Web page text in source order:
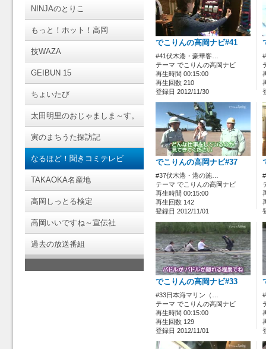
NINJAのとりこ
もっと！ホット！高岡
技WAZA
GEIBUN 15
ちょいたび
太田明里のおじゃましま～す。
寅のまちうた探訪記
なるほど！聞きコミテレビ
TAKAOKA名産地
高岡しっとる検定
高岡いいですね～宣伝社
過去の放送番組
でこりんの高岡ナビ#41
#41伏木港・豪華客…
テーマ でこりんの高岡ナビ
再生時間 00:15:00
再生回数 210
登録日 2012/11/30
でこりんの高岡ナビ#37
#37伏木港・港の施…
テーマ でこりんの高岡ナビ
再生時間 00:15:00
再生回数 142
登録日 2012/11/01
でこりんの高岡ナビ#33
#33日本海マリン（…
テーマ でこりんの高岡ナビ
再生時間 00:15:00
再生回数 129
登録日 2012/11/01